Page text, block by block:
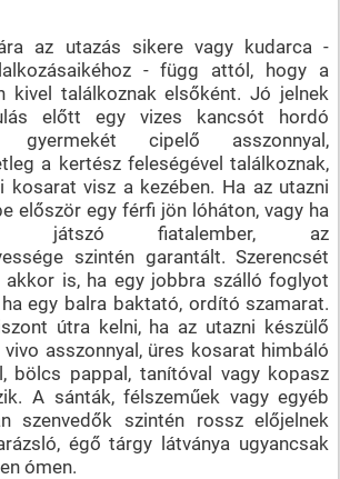
az utazás sikere vagy kudarca -
- függ attól, hogy a
kivel találkoznak elsőként. Jó jelnek
előtt egy vizes kancsót hordó
gyermekét cipelő asszonnyal,
a kertész feleségével találkoznak,
kosarat visz a kezében. Ha az utazni
először egy férfi jön lóháton, vagy ha
játszó fiatalember, az
szintén garantált. Szerencsét
akkor is, ha egy jobbra szálló foglyot
egy balra baktató, ordító szamarat.
útra kelni, ha az utazni készülő
asszonnyal, üres kosarat himbáló
bölcs pappal, tanítóval vagy kopasz
A sánták, félszeműek vagy egyéb
szenvedők szintén rossz előjelnek
égő tárgy látványa ugyancsak
ómen.